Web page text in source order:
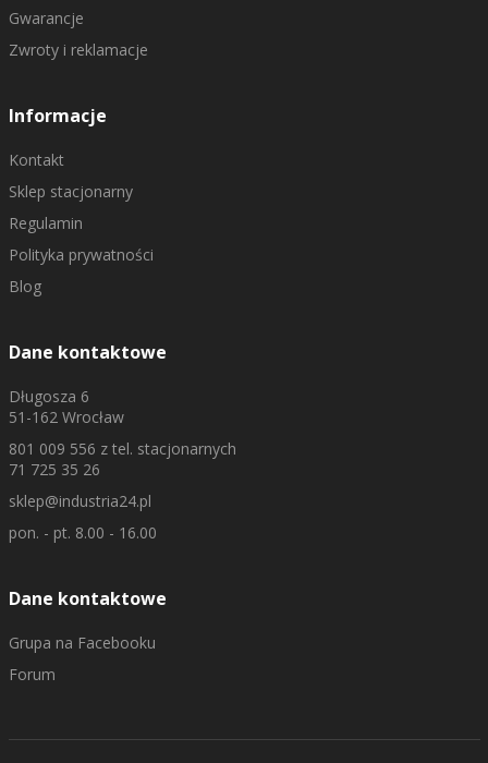
Gwarancje
Zwroty i reklamacje
Informacje
Kontakt
Sklep stacjonarny
Regulamin
Polityka prywatności
Blog
Dane kontaktowe
Długosza 6
51-162 Wrocław
801 009 556 z tel. stacjonarnych
71 725 35 26
sklep@industria24.pl
pon. - pt. 8.00 - 16.00
Dane kontaktowe
Grupa na Facebooku
Forum